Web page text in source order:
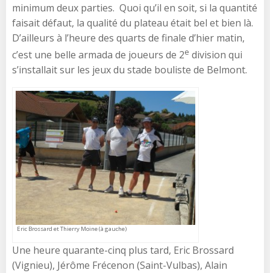
minimum deux parties. Quoi qu’il en soit, si la quantité
faisait défaut, la qualité du plateau était bel et bien là.
D’ailleurs à l’heure des quarts de finale d’hier matin,
c’est une belle armada de joueurs de 2e division qui
s’installait sur les jeux du stade bouliste de Belmont.
Eric Brossard et Thierry Moine (à gauche)
Une heure quarante-cinq plus tard, Eric Brossard
(Vignieu), Jérôme Frécenon (Saint-Vulbas), Alain